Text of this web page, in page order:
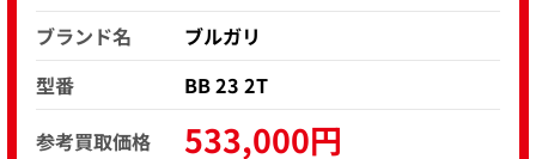
ブランド名
ブルガリ
型番
BB 23 2T
参考買取価格
533,000円